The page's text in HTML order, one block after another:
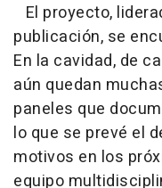
El proyecto,
publicación, se
En la cavidad, de
aún quedan
paneles que
lo que se prevé el
motivos en los
equipo